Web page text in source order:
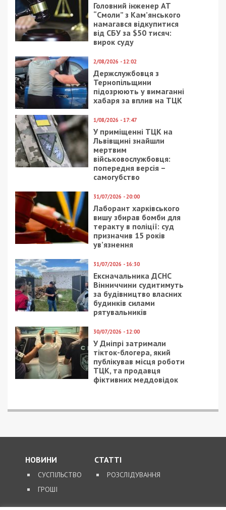
Головний інженер АТ
“Смоли” з Кам’янського
намагався відкупитися
від СБУ за $50 тисяч:
вирок суду
2/08/2026 - 12:02
Держслужбовця з
Тернопільщини
підозрюють у вимаганні
хабаря за вплив на ТЦК
1/08/2026 - 17:47
У приміщенні ТЦК на
Львівщині знайшли
мертвим
військовослужбовця:
попередня версія –
самогубство
31/07/2026 - 20:00
Лаборант харківського
вишу збирав бомби для
теракту в поліції: суд
призначив 15 років
ув’язнення
31/07/2026 - 16:30
Ексначальника ДСНС
Вінниччини судитимуть
за будівництво власних
будинків силами
рятувальників
30/07/2026 - 12:00
У Дніпрі затримали
тікток-блогера, який
публікував місця роботи
ТЦК, та продавця
фіктивних меддовідок
НОВИНИ
СУСПІЛЬСТВО
ГРОШІ
СТАТТІ
РОЗСЛІДУВАННЯ